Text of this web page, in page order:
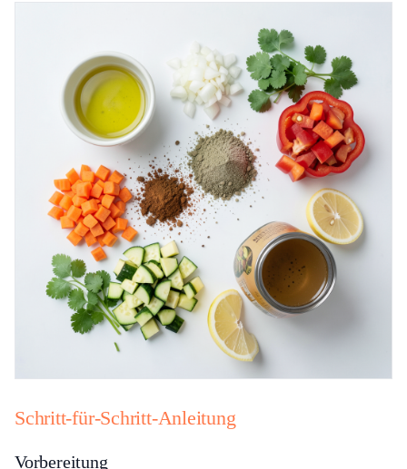
Schritt-für-Schritt-Anleitung
Vorbereitung